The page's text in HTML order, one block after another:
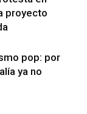
proyecto
pop: por
ya no